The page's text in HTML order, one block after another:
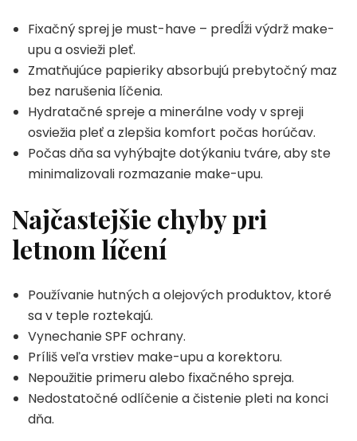
Fixačný sprej je must-have – predĺži výdrž make-
upu a osvieži pleť.
Zmatňujúce papieriky absorbujú prebytočný maz
bez narušenia líčenia.
Hydratačné spreje a minerálne vody v spreji
osviežia pleť a zlepšia komfort počas horúčav.
Počas dňa sa vyhýbajte dotýkaniu tváre, aby ste
minimalizovali rozmazanie make-upu.
Najčastejšie chyby pri
letnom líčení
Používanie hutných a olejových produktov, ktoré
sa v teple roztekajú.
Vynechanie SPF ochrany.
Príliš veľa vrstiev make-upu a korektoru.
Nepoužitie primeru alebo fixačného spreja.
Nedostatočné odlíčenie a čistenie pleti na konci
dňa.